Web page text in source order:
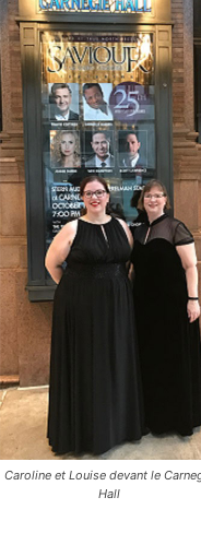
Caroline et Louise devant le
Hall